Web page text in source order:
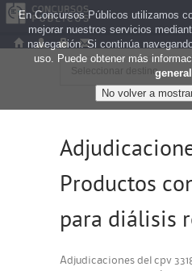
Productos
para diálisis
Adjudicaciones del cpv
En Concursos Públicos utilizamos
mejorar nuestros servicios
navegación. Si continúa
uso. Puede obtener más